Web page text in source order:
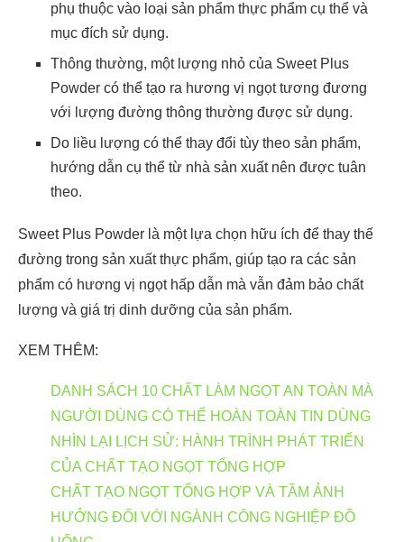
phụ thuộc vào loại sản phẩm thực phẩm cụ thể và
mục đích sử dụng.
Thông thường, một lượng nhỏ của Sweet Plus
Powder có thể tạo ra hương vị ngọt tương đương
với lượng đường thông thường được sử dụng.
Do liều lượng có thể thay đổi tùy theo sản phẩm,
hướng dẫn cụ thể từ nhà sản xuất nên được tuân
theo.
Sweet Plus Powder là một lựa chọn hữu ích để thay thế
đường trong sản xuất thực phẩm, giúp tạo ra các sản
phẩm có hương vị ngọt hấp dẫn mà vẫn đảm bảo chất
lượng và giá trị dinh dưỡng của sản phẩm.
XEM THÊM:
DANH SÁCH 10 CHẤT LÀM NGỌT AN TOÀN MÀ
NGƯỜI DÙNG CÓ THỂ HOÀN TOÀN TIN DÙNG
NHÌN LẠI LỊCH SỬ: HÀNH TRÌNH PHÁT TRIỂN
CỦA CHẤT TẠO NGỌT TỔNG HỢP
CHẤT TẠO NGỌT TỔNG HỢP VÀ TẦM ẢNH
HƯỞNG ĐỐI VỚI NGÀNH CÔNG NGHIỆP ĐỒ